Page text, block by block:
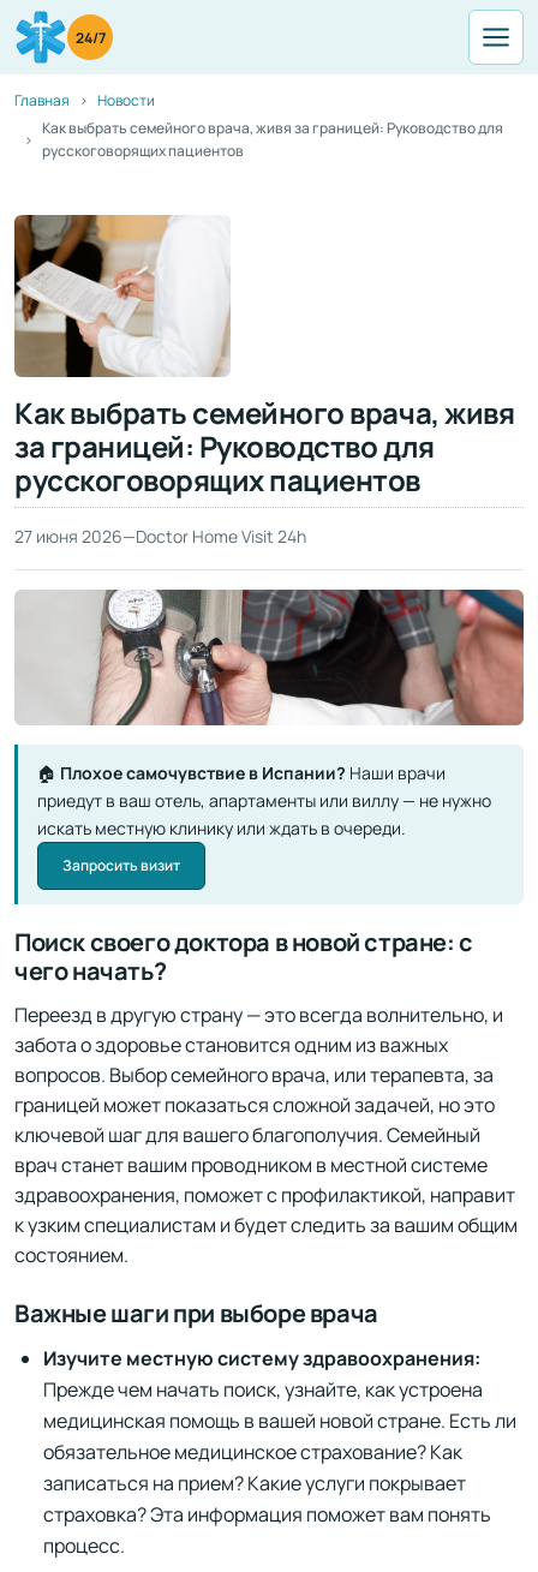
24/7
Главная
Новости
Как выбрать семейного врача, живя за границей: Руководство для
русскоговорящих пациентов
Как выбрать семейного врача, живя
за границей: Руководство для
русскоговорящих пациентов
27 июня 2026—Doctor Home Visit 24h
🏠 Плохое самочувствие в Испании? Наши врачи
приедут в ваш отель, апартаменты или виллу — не нужно
искать местную клинику или ждать в очереди.
Запросить визит
Поиск своего доктора в новой стране: с
чего начать?
Переезд в другую страну — это всегда волнительно, и
забота о здоровье становится одним из важных
вопросов. Выбор семейного врача, или терапевта, за
границей может показаться сложной задачей, но это
ключевой шаг для вашего благополучия. Семейный
врач станет вашим проводником в местной системе
здравоохранения, поможет с профилактикой, направит
к узким специалистам и будет следить за вашим общим
состоянием.
Важные шаги при выборе врача
Изучите местную систему здравоохранения:
Прежде чем начать поиск, узнайте, как устроена
медицинская помощь в вашей новой стране. Есть ли
обязательное медицинское страхование? Как
записаться на прием? Какие услуги покрывает
страховка? Эта информация поможет вам понять
процесс.